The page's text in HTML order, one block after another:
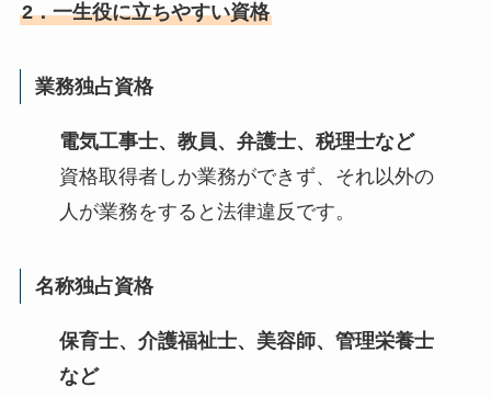
2．一生役に立ちやすい資格
業務独占資格
電気工事士、教員、弁護士、税理士など
資格取得者しか業務ができず、それ以外の
人が業務をすると法律違反です。
名称独占資格
保育士、介護福祉士、美容師、管理栄養士
など